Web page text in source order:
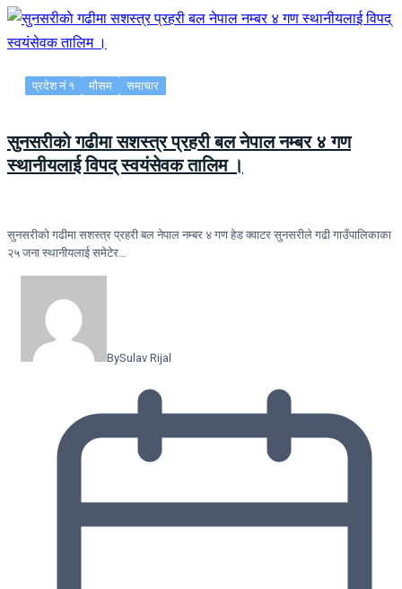
प्रदेश नं १ मौसम समाचार
सुनसरीकाे गढीमा सशस्त्र प्रहरी बल नेपाल नम्बर ४ गण
स्थानीयलाई विपद् स्वयंसेवक तालिम ।
सुनसरीकाे गढीमा सशस्त्र प्रहरी बल नेपाल नम्बर ४ गण हेड क्वाटर सुनसरीले गढी गाउँपालिकाका
२५ जना स्थानीयलाई समेटेर…
BySulav Rijal